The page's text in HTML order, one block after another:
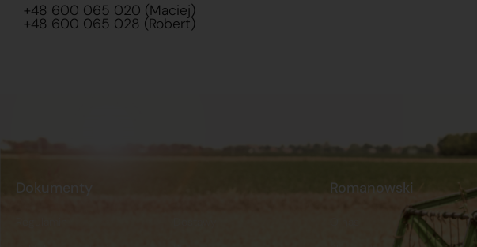
+48 600 065 020 (Maciej)
+48 600 065 028 (Robert)
Dokumenty Romanowski